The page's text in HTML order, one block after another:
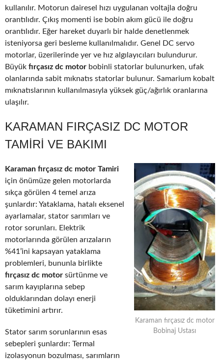
kullanılır. Motorun dairesel hızı uygulanan voltajla doğru
orantılıdır. Çıkış momenti ise bobin akım gücü ile doğru
orantılıdır. Eğer hareket duyarlı bir halde denetlenmek
isteniyorsa geri besleme kullanılmalıdır. Genel DC servo
motorlar, üzerilerinde yer ve hız algılayıcıları bulundurur.
Büyük fırçasız dc motor bobinli statorlar bulunurken, ufak
olanlarında sabit mıknatıs statorlar bulunur. Samarium kobalt
mıknatıslarının kullanılmasıyla yüksek güç/ağırlık oranlarına
ulaşılır.
KARAMAN FIRÇASIZ DC MOTOR
TAMIRI VE BAKIMI
Karaman fırçasız dc motor
Bobinaj Ustası
Karaman fırçasız dc motor Tamiri
için önümüze gelen motorlarda
sıkça görülen 4 temel arıza
şunlardır: Yataklama, hatalı eksenel
ayarlamalar, stator sarımları ve
rotor sorunları. Elektrik
motorlarında görülen arızaların
%41’ini kapsayan yataklama
problemleri, bununla birlikte
fırçasız dc motor sürtünme ve
sarım kayıplarına sebep
olduklarından dolayı enerji
tüketimini artırır.
Stator sarım sorunlarının esas
sebepleri şunlardır: Termal
izolasyonun bozulması, sarımların